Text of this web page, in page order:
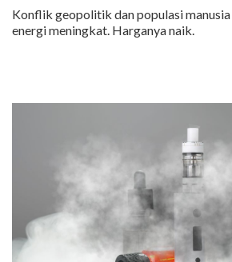
Konflik geopolitik dan populasi
energi meningkat. Harganya naik.